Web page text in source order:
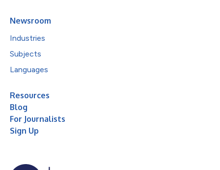
Newsroom
Industries
Subjects
Languages
Resources
Blog
For Journalists
Sign Up